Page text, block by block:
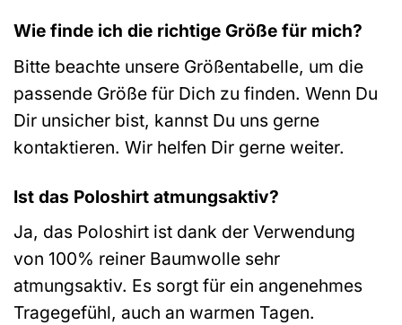
Wie finde ich die richtige Größe für mich?
Bitte beachte unsere Größentabelle, um die
passende Größe für Dich zu finden. Wenn Du
Dir unsicher bist, kannst Du uns gerne
kontaktieren. Wir helfen Dir gerne weiter.
Ist das Poloshirt atmungsaktiv?
Ja, das Poloshirt ist dank der Verwendung
von 100% reiner Baumwolle sehr
atmungsaktiv. Es sorgt für ein angenehmes
Tragegefühl, auch an warmen Tagen.